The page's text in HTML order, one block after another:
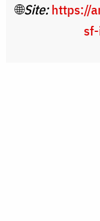
🌐Site: https://